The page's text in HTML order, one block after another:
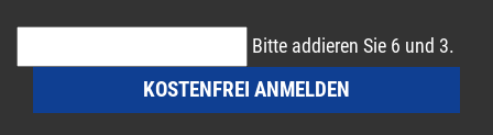
Bitte addieren Sie 6 und 3.
KOSTENFREI ANMELDEN